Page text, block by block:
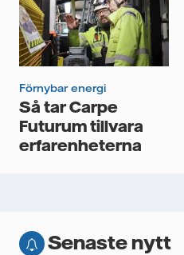
Förnybar energi
Så tar Carpe
Futurum tillvara
erfarenheterna
Senaste nytt